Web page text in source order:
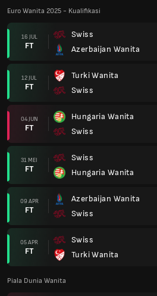
Euro Wanita 2025 - Kualifikasi
16 JUL
FT
Swiss
Azerbaijan Wanita
12 JUL
FT
Turki Wanita
Swiss
04 JUN
FT
Hungaria Wanita
Swiss
31 MEI
FT
Swiss
Hungaria Wanita
09 APR
FT
Azerbaijan Wanita
Swiss
05 APR
FT
Swiss
Turki Wanita
Piala Dunia Wanita